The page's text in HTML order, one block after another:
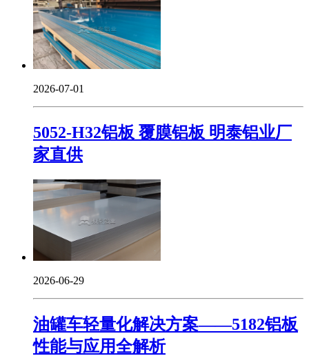
2026-07-01
5052-H32铝板 覆膜铝板 明泰铝业厂
家直供
2026-06-29
油罐车轻量化解决方案——5182铝板
性能与应用全解析